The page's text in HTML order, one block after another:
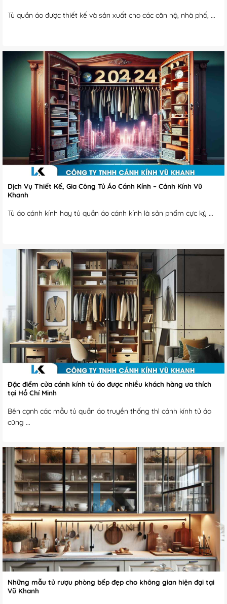
Tủ quần áo được thiết kế và sản xuất cho các căn hộ, nhà phố, ...
Dịch Vụ Thiết Kế, Gia Công Tủ Áo Cánh Kính – Cánh Kính Vũ
Khanh
Tủ áo cánh kính hay tủ quần áo cánh kính là sản phẩm cực kỳ ...
Đặc điểm cửa cánh kính tủ áo được nhiều khách hàng ưa thích
tại Hồ Chí Minh
Bên cạnh các mẫu tủ quần áo truyền thống thì cánh kính tủ áo
cũng ...
Những mẫu tủ rượu phòng bếp đẹp cho không gian hiện đại tại
Vũ Khanh